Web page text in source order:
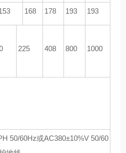
168 178 193 193
225 408 800 1000
50/60Hz或AC380±10%V 50/60